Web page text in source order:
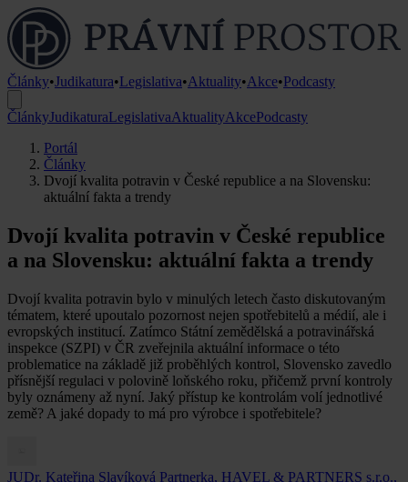
Články•Judikatura•Legislativa•Aktuality•Akce•Podcasty
ČlánkyJudikaturaLegislativaAktualityAkcePodcasty
Portál
Články
Dvojí kvalita potravin v České republice a na Slovensku:
aktuální fakta a trendy
Dvojí kvalita potravin v České republice
a na Slovensku: aktuální fakta a trendy
Dvojí kvalita potravin bylo v minulých letech často diskutovaným
tématem, které upoutalo pozornost nejen spotřebitelů a médií, ale i
evropských institucí. Zatímco Státní zemědělská a potravinářská
inspekce (SZPI) v ČR zveřejnila aktuální informace o této
problematice na základě již proběhlých kontrol, Slovensko zavedlo
přísnější regulaci v polovině loňského roku, přičemž první kontroly
byly oznámeny až nyní. Jaký přístup ke kontrolám volí jednotlivé
země? A jaké dopady to má pro výrobce i spotřebitele?
JUDr. Kateřina Slavíková Partnerka, HAVEL & PARTNERS s.r.o.,